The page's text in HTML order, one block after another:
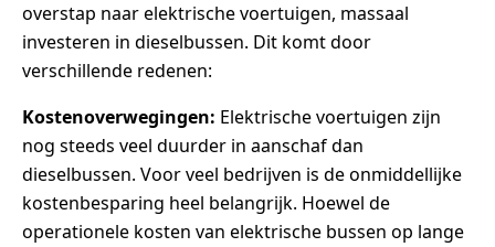
overstap naar elektrische voertuigen, massaal
investeren in dieselbussen. Dit komt door
verschillende redenen:
Kostenoverwegingen: Elektrische voertuigen zijn
nog steeds veel duurder in aanschaf dan
dieselbussen. Voor veel bedrijven is de onmiddellijke
kostenbesparing heel belangrijk. Hoewel de
operationele kosten van elektrische bussen op lange